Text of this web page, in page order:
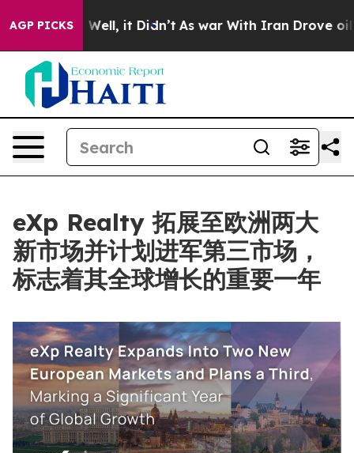
AGP PICKS
40%. Well, it Didn’t As war With Iran Drove oil
eXp Realty 拓展至欧洲两大
新市场并计划进军第三市场，
标志着其全球增长的重要一年